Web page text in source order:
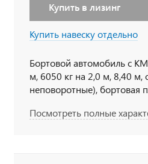
Купить в лизинг
Купить навеску отдельно
Бортовой автомобиль с
м, 6050 кг на 2,0 м, 8,40 м,
неповоротные), бортовая
Посмотреть полные